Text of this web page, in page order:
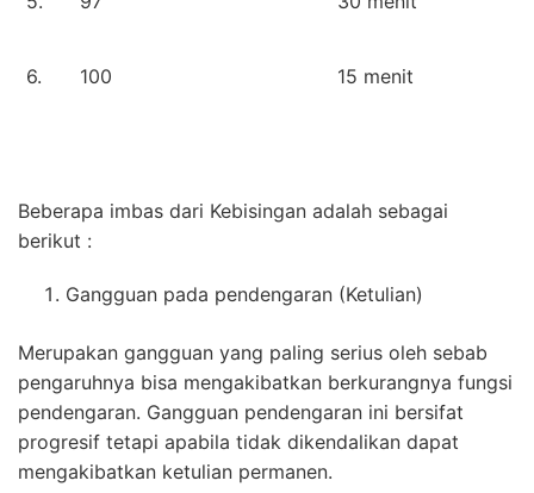
6. 100 15 menit
Beberapa imbas dari Kebisingan adalah sebagai
berikut :
Gangguan pada pendengaran (Ketulian)
Merupakan gangguan yang paling serius oleh sebab
pengaruhnya bisa mengakibatkan berkurangnya fungsi
pendengaran. Gangguan pendengaran ini bersifat
progresif tetapi apabila tidak dikendalikan dapat
mengakibatkan ketulian permanen.